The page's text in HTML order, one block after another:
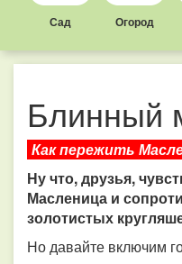
Сад Огород
Блинный
Как пережить
Ну что, друзья,
Масленица и
золотистых
Но давайте включим